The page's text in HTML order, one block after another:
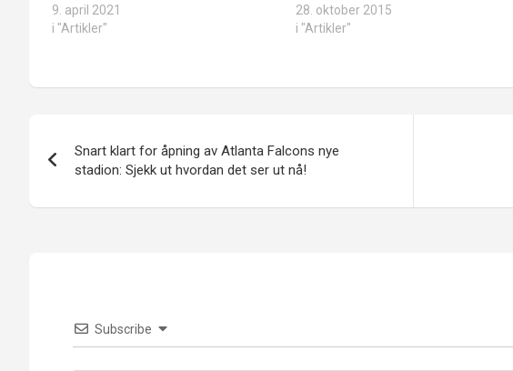
9. april 2021
i "Artikler"
28. oktober 2015
i "Artikler"
Snart klart for åpning av Atlanta Falcons nye
stadion: Sjekk ut hvordan det ser ut nå!
Subscribe